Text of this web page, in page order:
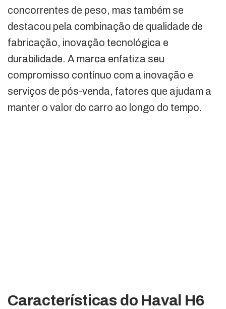
concorrentes de peso, mas também se
destacou pela combinação de qualidade de
fabricação, inovação tecnológica e
durabilidade. A marca enfatiza seu
compromisso contínuo com a inovação e
serviços de pós-venda, fatores que ajudam a
manter o valor do carro ao longo do tempo.
Características do Haval H6